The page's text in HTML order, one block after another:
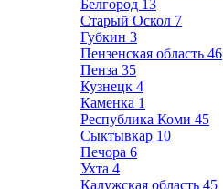
Белгород 13
Старый Оскол 7
Губкин 3
Пензенская область 46
Пенза 35
Кузнецк 4
Каменка 1
Республика Коми 45
Сыктывкар 10
Печора 6
Ухта 4
Калужская область 45